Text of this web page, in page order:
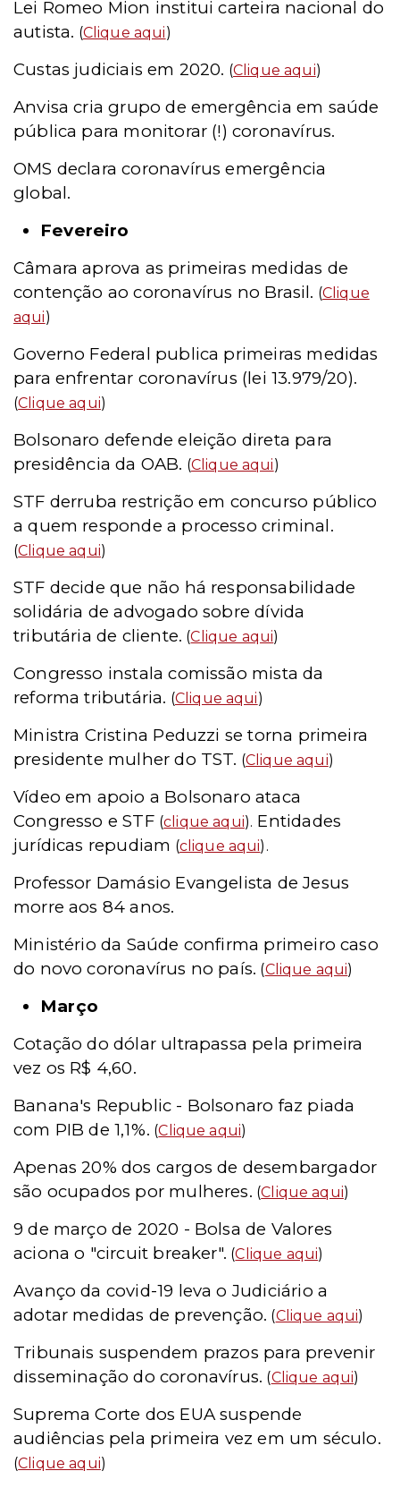
Lei Romeo Mion institui carteira nacional do
autista. (Clique aqui)
Custas judiciais em 2020. (Clique aqui)
Anvisa cria grupo de emergência em saúde
pública para monitorar (!) coronavírus.
OMS declara coronavírus emergência
global.
Fevereiro
Câmara aprova as primeiras medidas de
contenção ao coronavírus no Brasil. (Clique
aqui)
Governo Federal publica primeiras medidas
para enfrentar coronavírus (lei 13.979/20).
(Clique aqui)
Bolsonaro defende eleição direta para
presidência da OAB. (Clique aqui)
STF derruba restrição em concurso público
a quem responde a processo criminal.
(Clique aqui)
STF decide que não há responsabilidade
solidária de advogado sobre dívida
tributária de cliente. (Clique aqui)
Congresso instala comissão mista da
reforma tributária. (Clique aqui)
Ministra Cristina Peduzzi se torna primeira
presidente mulher do TST. (Clique aqui)
Vídeo em apoio a Bolsonaro ataca
Congresso e STF (clique aqui). Entidades
jurídicas repudiam (clique aqui).
Professor Damásio Evangelista de Jesus
morre aos 84 anos.
Ministério da Saúde confirma primeiro caso
do novo coronavírus no país. (Clique aqui)
Março
Cotação do dólar ultrapassa pela primeira
vez os R$ 4,60.
Banana's Republic - Bolsonaro faz piada
com PIB de 1,1%. (Clique aqui)
Apenas 20% dos cargos de desembargador
são ocupados por mulheres. (Clique aqui)
9 de março de 2020 - Bolsa de Valores
aciona o "circuit breaker". (Clique aqui)
Avanço da covid-19 leva o Judiciário a
adotar medidas de prevenção. (Clique aqui)
Tribunais suspendem prazos para prevenir
disseminação do coronavírus. (Clique aqui)
Suprema Corte dos EUA suspende
audiências pela primeira vez em um século.
(Clique aqui)